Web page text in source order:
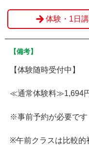
体験・1日
【備考】
【体験随時受付中】
≪通常体験料≫1,694円
※事前予約が必要です
※午前クラスは比較的